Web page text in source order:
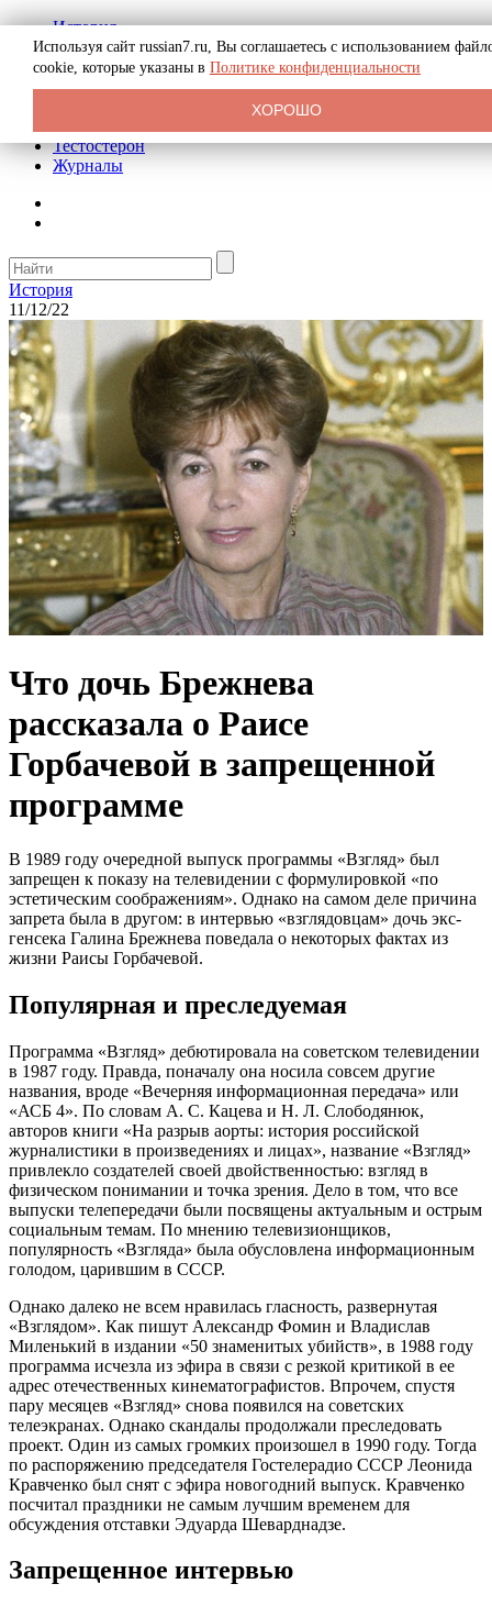
История
Биография
Криминал
Реклама на сайте
Тестостерон
Журналы
История
11/12/22
Что дочь Брежнева
рассказала о Раисе
Горбачевой в запрещенной
программе
В 1989 году очередной выпуск программы «Взгляд» был
запрещен к показу на телевидении с формулировкой «по
эстетическим соображениям». Однако на самом деле причина
запрета была в другом: в интервью «взглядовцам» дочь экс-
генсека Галина Брежнева поведала о некоторых фактах из
жизни Раисы Горбачевой.
Популярная и преследуемая
Программа «Взгляд» дебютировала на советском телевидении
в 1987 году. Правда, поначалу она носила совсем другие
названия, вроде «Вечерняя информационная передача» или
«АСБ 4». По словам А. С. Кацева и Н. Л. Слободянюк,
авторов книги «На разрыв аорты: история российской
журналистики в произведениях и лицах», название «Взгляд»
привлекло создателей своей двойственностью: взгляд в
физическом понимании и точка зрения. Дело в том, что все
выпуски телепередачи были посвящены актуальным и острым
социальным темам. По мнению телевизионщиков,
популярность «Взгляда» была обусловлена информационным
голодом, царившим в СССР.
Однако далеко не всем нравилась гласность, развернутая
«Взглядом». Как пишут Александр Фомин и Владислав
Миленький в издании «50 знаменитых убийств», в 1988 году
программа исчезла из эфира в связи с резкой критикой в ее
адрес отечественных кинематографистов. Впрочем, спустя
пару месяцев «Взгляд» снова появился на советских
телеэкранах. Однако скандалы продолжали преследовать
проект. Один из самых громких произошел в 1990 году. Тогда
по распоряжению председателя Гостелерадио СССР Леонида
Кравченко был снят с эфира новогодний выпуск. Кравченко
посчитал праздники не самым лучшим временем для
обсуждения отставки Эдуарда Шеварднадзе.
Запрещенное интервью
Используя сайт russian7.ru, Вы соглашаетесь с использованием
cookie, которые указаны в Политике конфиденциальности
ХОРОШО